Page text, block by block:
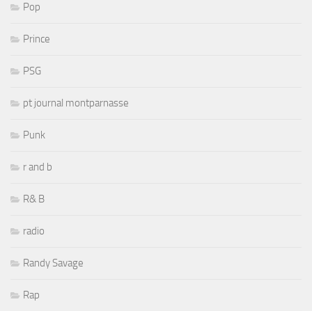
Pop
Prince
PSG
pt journal montparnasse
Punk
r and b
R& B
radio
Randy Savage
Rap